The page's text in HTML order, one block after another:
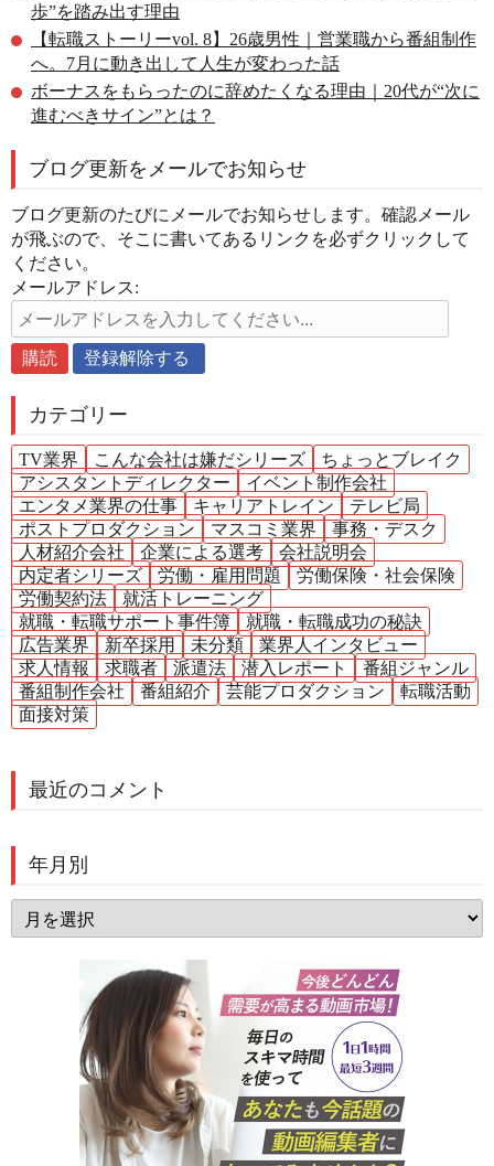
歩”を踏み出す理由
【転職ストーリーvol. 8】26歳男性｜営業職から番組制作
へ。7月に動き出して人生が変わった話
ボーナスをもらったのに辞めたくなる理由｜20代が“次に
進むべきサイン”とは？
ブログ更新をメールでお知らせ
ブログ更新のたびにメールでお知らせします。確認メール
が飛ぶので、そこに書いてあるリンクを必ずクリックして
ください。
メールアドレス:
カテゴリー
TV業界 こんな会社は嫌だシリーズ
ちょっとブレイク
アシスタントディレクター
イベント制作会社
エンタメ業界の仕事
キャリアトレイン
テレビ局
ポストプロダクション
マスコミ業界
事務・デスク
人材紹介会社
企業による選考
会社説明会
内定者シリーズ
労働・雇用問題
労働保険・社会保険
労働契約法
就活トレーニング
就職・転職サポート事件簿
就職・転職成功の秘訣
広告業界
新卒採用 未分類
業界人インタビュー
求人情報
求職者 派遣法 潜入レポート
番組ジャンル
番組制作会社
番組紹介 芸能プロダクション
転職活動
面接対策
最近のコメント
年月別
月